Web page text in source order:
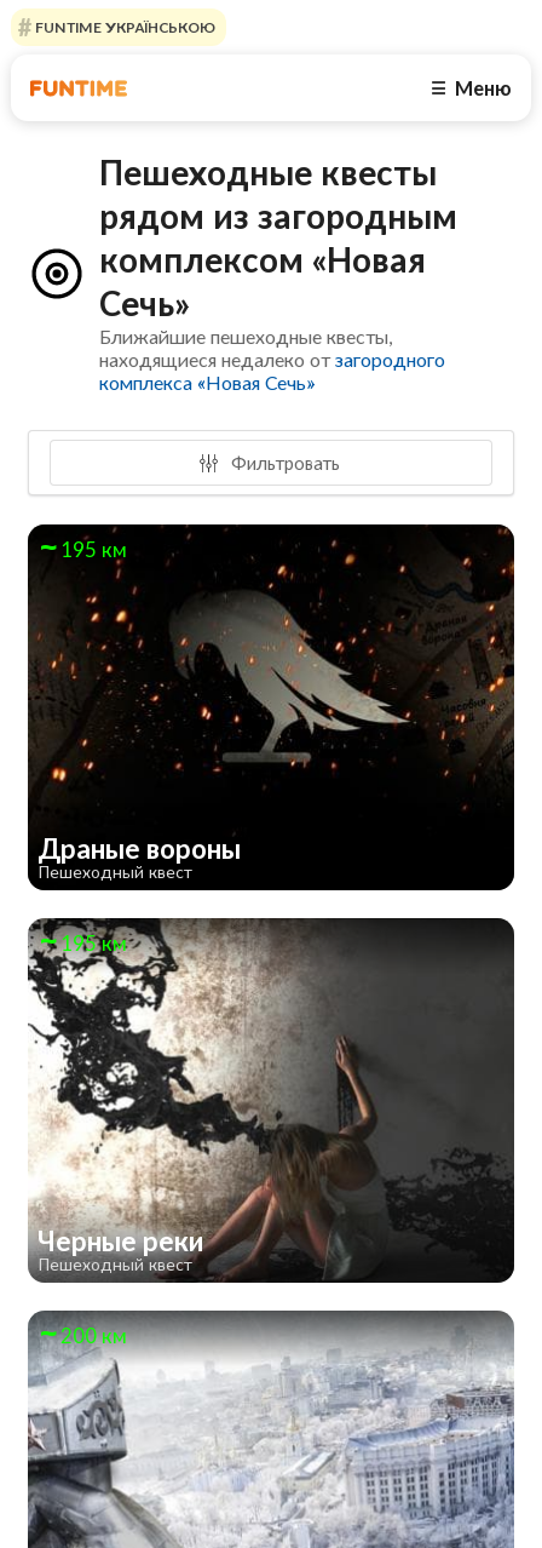
FUNTIME УКРАЇНСЬКОЮ
☰ Меню
Пешеходные квесты
рядом из загородным
комплексом «Новая
Сечь»
Ближайшие пешеходные квесты,
находящиеся недалеко отзагородного
комплекса «Новая Сечь»
Фильтровать
195 км
Драные вороны
Пешеходный квест
195 км
Черные реки
Пешеходный квест
200 км